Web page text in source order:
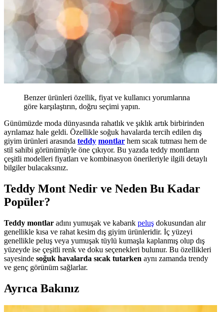
Benzer ürünleri özellik, fiyat ve kullanıcı yorumlarına
göre karşılaştırın, doğru seçimi yapın.
Günümüzde moda dünyasında rahatlık ve şıklık artık birbirinden
ayrılamaz hale geldi. Özellikle soğuk havalarda tercih edilen dış
giyim ürünleri arasında teddy montlar hem sıcak tutması hem de
stil sahibi görünümüyle öne çıkıyor. Bu yazıda teddy montların
çeşitli modelleri fiyatları ve kombinasyon önerileriyle ilgili detaylı
bilgiler bulacaksınız.
Teddy Mont Nedir ve Neden Bu Kadar
Popüler?
Teddy montlar adını yumuşak ve kabarık peluş dokusundan alır
genellikle kısa ve rahat kesim dış giyim ürünleridir. İç yüzeyi
genellikle peluş veya yumuşak tüylü kumaşla kaplanmış olup dış
yüzeyde ise çeşitli renk ve doku seçenekleri bulunur. Bu özellikleri
sayesinde soğuk havalarda sıcak tutarken aynı zamanda trendy
ve genç görünüm sağlarlar.
Ayrıca Bakınız